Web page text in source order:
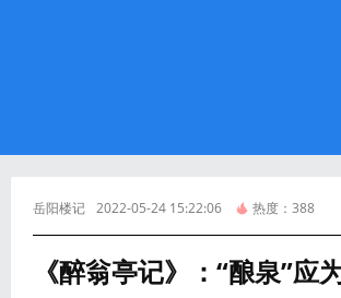
岳阳楼记 2022-05-24 15:22:06 热度： 388
《醉翁亭记》：“酿泉”应